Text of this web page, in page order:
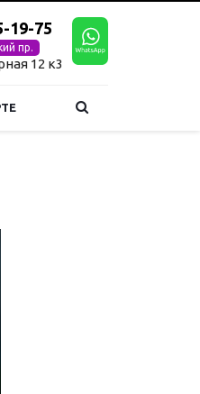
19-75
пр.
12 к3